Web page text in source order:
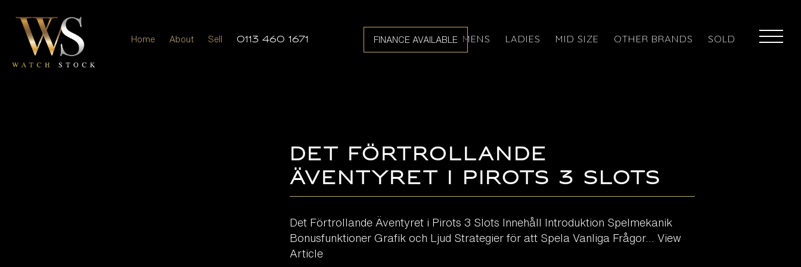
FINANCE AVAILABLE
Home About Sell 0113 460 1671 MENS LADIES MID SIZE OTHER BRANDS SOLD
Det Förtrollande
Äventyret i Pirots 3 Slots
Det Förtrollande Äventyret i Pirots 3 Slots Innehåll Introduktion Spelmekanik
Bonusfunktioner Grafik och Ljud Strategier för att Spela Vanliga Frågor...View
Article